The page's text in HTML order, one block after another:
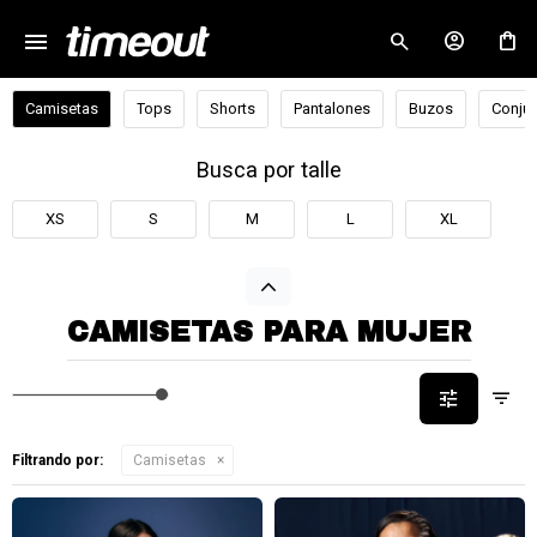
menu
Camisetas Tops Shorts Pantalones Buzos
Busca por talle
XS S M L XL
CAMISETAS PARA MUJER
Filtrando por: Camisetas